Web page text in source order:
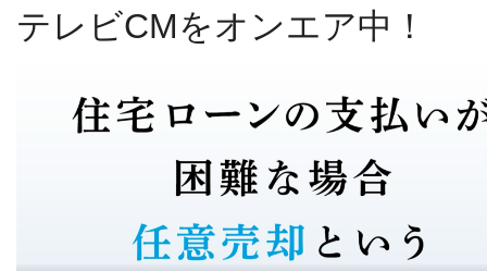
テレビCMをオンエア中！